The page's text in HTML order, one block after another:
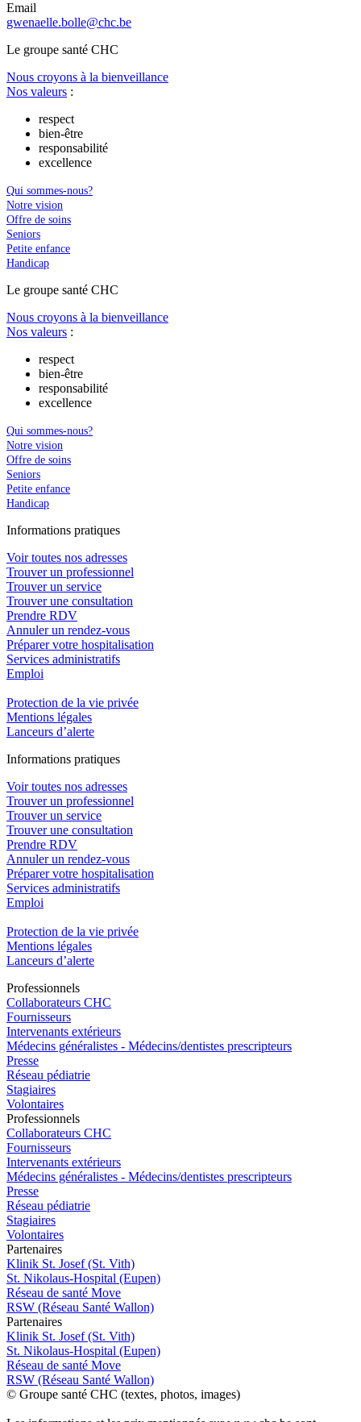
Email
gwenaelle.bolle@chc.be
Le groupe santé CHC
Nous croyons à la bienveillance
Nos valeurs :
respect
bien-être
responsabilité
excellence
Qui sommes-nous?
Notre vision
Offre de soins
Seniors
Petite enfance
Handicap
Le groupe santé CHC
Nous croyons à la bienveillance
Nos valeurs :
respect
bien-être
responsabilité
excellence
Qui sommes-nous?
Notre vision
Offre de soins
Seniors
Petite enfance
Handicap
Informations pratiques
Voir toutes nos adresses
Trouver un professionnel
Trouver un service
Trouver une consultation
Prendre RDV
Annuler un rendez-vous
Préparer votre hospitalisation
Services administratifs
Emploi​
Protection de la vie privée
Mentions légales
Lanceurs d’alerte
Informations pratiques
Voir toutes nos adresses
Trouver un professionnel
Trouver un service
Trouver une consultation
Prendre RDV
Annuler un rendez-vous
Préparer votre hospitalisation
Services administratifs
Emploi​
Protection de la vie privée
Mentions légales
Lanceurs d’alerte
Professionnels
Collaborateurs CHC
Fournisseurs
Intervenants extérieurs
Médecins généralistes - Médecins/dentistes prescripteurs
Presse
Réseau pédiatrie
Stagiaires
Volontaires
Professionnels
Collaborateurs CHC
Fournisseurs
Intervenants extérieurs
Médecins généralistes - Médecins/dentistes prescripteurs
Presse
Réseau pédiatrie
Stagiaires
Volontaires
Partenaires
Klinik St. Josef (St. Vith)
St. Nikolaus-Hospital (Eupen)
Réseau de santé Move
RSW (Réseau Santé Wallon)
Partenaires
Klinik St. Josef (St. Vith)
St. Nikolaus-Hospital (Eupen)
Réseau de santé Move
RSW (Réseau Santé Wallon)
© Groupe santé CHC (textes, photos, images)